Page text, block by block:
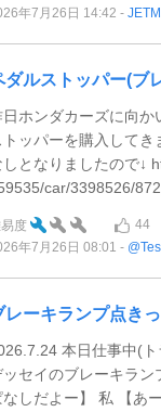
年7月26日 14:42
ダルストッパー(ブ
日ホンダカーズに向
トッパーを購入して
しとなりましたので↓
car/3398526/
度 44
年7月26日 08:01
レーキランプ点き
本日仕事中(
ッセイのブレーキラン
なしだよー】 私 【あ